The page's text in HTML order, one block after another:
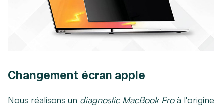
Changement écran apple
Nous réalisons un diagnostic MacBook Proà l'origine